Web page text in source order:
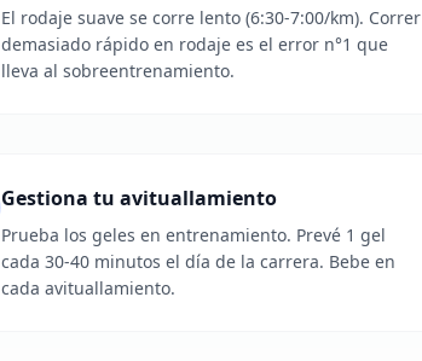
El rodaje suave se corre lento (6:30-7:00/km). Correr
demasiado rápido en rodaje es el error n°1 que
lleva al sobreentrenamiento.
Gestiona tu avituallamiento
Prueba los geles en entrenamiento. Prevé 1 gel
cada 30-40 minutos el día de la carrera. Bebe en
cada avituallamiento.